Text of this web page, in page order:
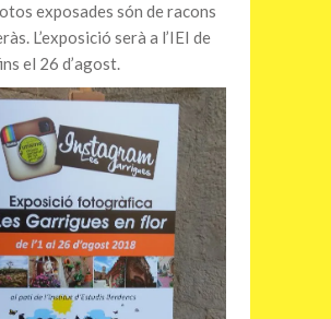
exposades són de racons
L’exposició serà a l’IEI de
el 26 d’agost.